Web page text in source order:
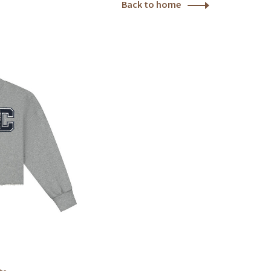
Back to home